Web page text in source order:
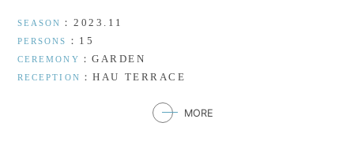
SEASON ：2023.11
PERSONS ：15
CEREMONY ：GARDEN
RECEPTION ：HAU TERRACE
MORE